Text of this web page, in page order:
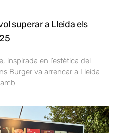
superar a Lleida els
inspirada en l’estètica del
Burger va arrencar a Lleida